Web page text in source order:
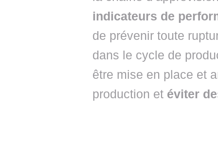
indicateurs de
de prévenir toute
dans le cycle de
être mise en place et
production et éviter